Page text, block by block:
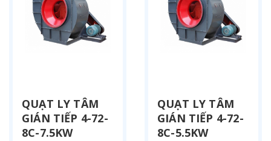
QUẠT LY TÂM
GIÁN TIẾP 4-72-
8C-7.5KW
QUẠT LY TÂM
GIÁN TIẾP 4-72-
8C-5.5KW